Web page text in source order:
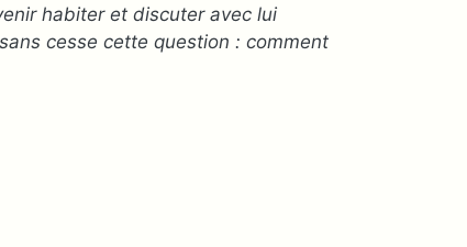
habiter et discuter avec lui
cesse cette question : comment